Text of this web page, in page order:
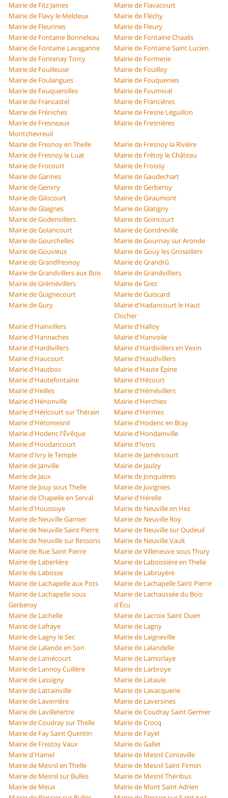
Mairie de Fitz James
Mairie de Flavacourt
Mairie de Flavy le Meldeux
Mairie de Fléchy
Mairie de Fleurines
Mairie de Fleury
Mairie de Fontaine Bonneleau
Mairie de Fontaine Chaalis
Mairie de Fontaine Lavaganne
Mairie de Fontaine Saint Lucien
Mairie de Fontenay Torcy
Mairie de Formerie
Mairie de Fouilleuse
Mairie de Fouilloy
Mairie de Foulangues
Mairie de Fouquenies
Mairie de Fouquerolles
Mairie de Fournival
Mairie de Francastel
Mairie de Francières
Mairie de Fréniches
Mairie de Fresne Léguillon
Mairie de Fresneaux
Montchevreuil
Mairie de Fresnières
Mairie de Fresnoy en Thelle
Mairie de Fresnoy la Rivière
Mairie de Fresnoy le Luat
Mairie de Frétoy le Château
Mairie de Frocourt
Mairie de Froissy
Mairie de Gannes
Mairie de Gaudechart
Mairie de Genvry
Mairie de Gerberoy
Mairie de Gilocourt
Mairie de Giraumont
Mairie de Glaignes
Mairie de Glatigny
Mairie de Godenvillers
Mairie de Goincourt
Mairie de Golancourt
Mairie de Gondreville
Mairie de Gourchelles
Mairie de Gournay sur Aronde
Mairie de Gouvieux
Mairie de Gouy les Groseillers
Mairie de Grandfresnoy
Mairie de Grandrû
Mairie de Grandvillers aux Bois
Mairie de Grandvilliers
Mairie de Grémévillers
Mairie de Grez
Mairie de Guignecourt
Mairie de Guiscard
Mairie de Gury
Mairie d'Hadancourt le Haut
Clocher
Mairie d'Hainvillers
Mairie d'Halloy
Mairie d'Hannaches
Mairie d'Hanvoile
Mairie d'Hardivillers
Mairie d'Hardivillers en Vexin
Mairie d'Haucourt
Mairie d'Haudivillers
Mairie d'Hautbos
Mairie d'Haute Épine
Mairie d'Hautefontaine
Mairie d'Hécourt
Mairie d'Heilles
Mairie d'Hémévillers
Mairie d'Hénonville
Mairie d'Herchies
Mairie d'Héricourt sur Thérain
Mairie d'Hermes
Mairie d'Hétomesnil
Mairie d'Hodenc en Bray
Mairie d'Hodenc l'Évêque
Mairie d'Hondainville
Mairie d'Houdancourt
Mairie d'Ivors
Mairie d'Ivry le Temple
Mairie de Jaméricourt
Mairie de Janville
Mairie de Jaulzy
Mairie de Jaux
Mairie de Jonquières
Mairie de Jouy sous Thelle
Mairie de Juvignies
Mairie de Chapelle en Serval
Mairie d'Hérelle
Mairie d'Houssoye
Mairie de Neuville en Hez
Mairie de Neuville Garnier
Mairie de Neuville Roy
Mairie de Neuville Saint Pierre
Mairie de Neuville sur Oudeuil
Mairie de Neuville sur Ressons
Mairie de Neuville Vault
Mairie de Rue Saint Pierre
Mairie de Villeneuve sous Thury
Mairie de Laberlière
Mairie de Laboissière en Thelle
Mairie de Labosse
Mairie de Labruyère
Mairie de Lachapelle aux Pots
Mairie de Lachapelle Saint Pierre
Mairie de Lachapelle sous
Gerberoy
Mairie de Lachaussée du Bois
d'Écu
Mairie de Lachelle
Mairie de Lacroix Saint Ouen
Mairie de Lafraye
Mairie de Lagny
Mairie de Lagny le Sec
Mairie de Laigneville
Mairie de Lalande en Son
Mairie de Lalandelle
Mairie de Lamécourt
Mairie de Lamorlaye
Mairie de Lannoy Cuillère
Mairie de Larbroye
Mairie de Lassigny
Mairie de Lataule
Mairie de Lattainville
Mairie de Lavacquerie
Mairie de Laverrière
Mairie de Laversines
Mairie de Lavilletertre
Mairie de Coudray Saint Germer
Mairie de Coudray sur Thelle
Mairie de Crocq
Mairie de Fay Saint Quentin
Mairie de Fayel
Mairie de Frestoy Vaux
Mairie de Gallet
Mairie d'Hamel
Mairie de Mesnil Conteville
Mairie de Mesnil en Thelle
Mairie de Mesnil Saint Firmin
Mairie de Mesnil sur Bulles
Mairie de Mesnil Théribus
Mairie de Meux
Mairie de Mont Saint Adrien